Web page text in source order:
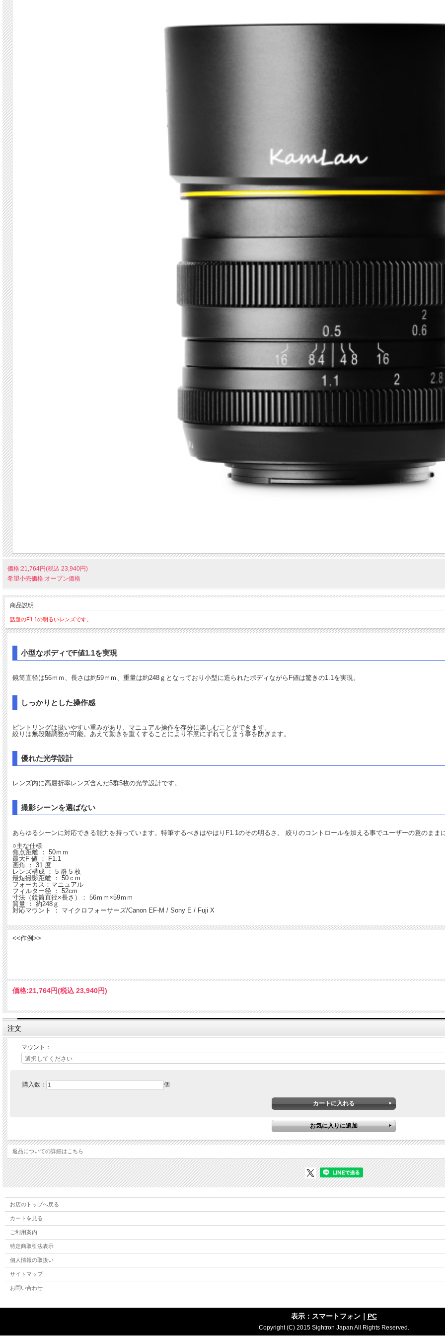
価格:21,764円(税込 23,940円)
希望小売価格:オープン価格
商品説明
話題のF1.1の明るいレンズです。
小型なボディでF値1.1を実現
鏡筒直径は56ｍｍ、長さは約59ｍｍ、重量は約248ｇとなっており小型に造られたボディながらF値は驚きの1.1を実現。
しっかりとした操作感
ピントリングは扱いやすい重みがあり、マニュアル操作を存分に楽しむことができます。
絞りは無段階調整が可能。あえて動きを重くすることにより不意にずれてしまう事を防ぎます。
優れた光学設計
レンズ内に高屈折率レンズ含んだ5群5枚の光学設計です。
撮影シーンを選ばない
あらゆるシーンに対応できる能力を持っています。特筆するべきはやはりF1.1のその明るさ。 絞りのコントロールを加える事でユーザーの意のまま
○主な仕様
焦点距離 ： 50ｍｍ
最大F 値 ： F1.1
画角 ： 31 度
レンズ構成 ： 5 群 5 枚
最短撮影距離 ： 50ｃm
フォーカス：マニュアル
フィルター径 ： 52cm
寸法（鏡筒直径×長さ）： 56ｍｍ×59ｍｍ
質量 ： 約248ｇ
対応マウント ： マイクロフォーサーズ/Canon EF-M / Sony E / Fuji X
<<作例>>
価格:21,764円(税込 23,940円)
注文
マウント：
購入数： 個
返品についての詳細はこちら
お店のトップへ戻る
カートを見る
ご利用案内
特定商取引法表示
個人情報の取扱い
サイトマップ
お問い合わせ
表示：スマートフォン｜ PC
Copyright (C) 2015 Sightron Japan All Rights Reserved.